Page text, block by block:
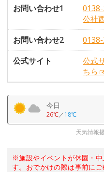
お問い合わせ1
公社
お問い合わせ2
公式サイト
公式
ちら
今日
26℃／18℃
天気情報
※施設やイベントが休園・
す。おでかけの際は事前にご